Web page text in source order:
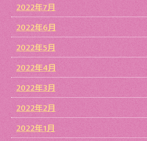
2022年7月
2022年6月
2022年5月
2022年4月
2022年3月
2022年2月
2022年1月